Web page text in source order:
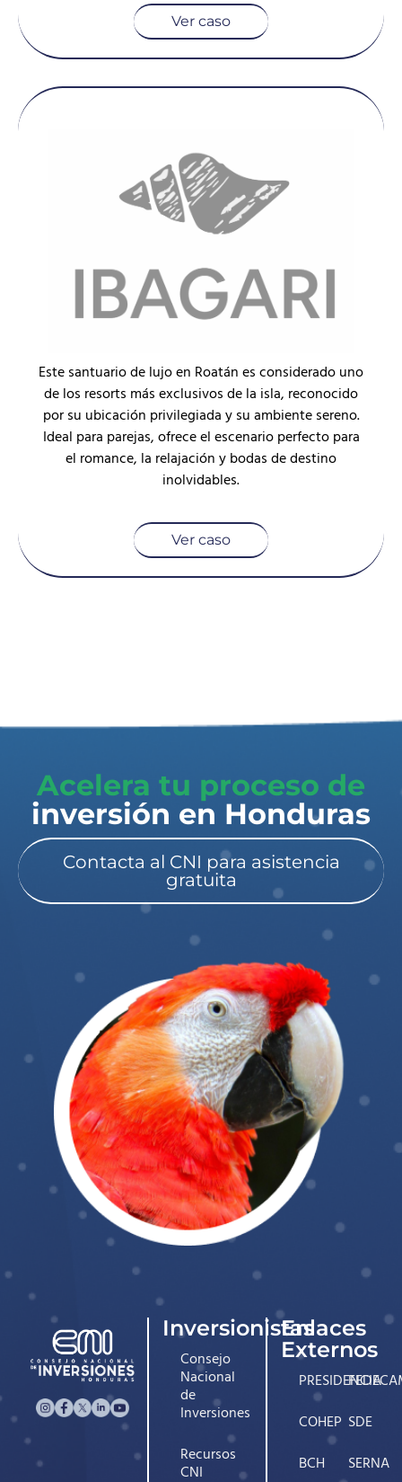
Ver caso
Este santuario de lujo en Roatán es considerado uno
de los resorts más exclusivos de la isla, reconocido
por su ubicación privilegiada y su ambiente sereno.
Ideal para parejas, ofrece el escenario perfecto para
el romance, la relajación y bodas de destino
inolvidables.
Ver caso
Acelera tu proceso de
inversión en Honduras​
Contacta al CNI para asistencia
gratuita
Inversionistas
Consejo
Nacional
de
Inversiones
Recursos
CNI
Enlaces
Externos
PRESIDENCIA
COHEP
BCH
SDE
SERNA